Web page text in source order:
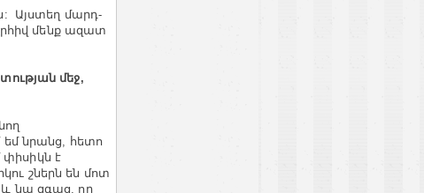
Այստեղ մարդ-
մենք ազատ
մեջ,
նրանց, հետո
փիսիկն է
շներն են մոտ
և նա զգաց, որ